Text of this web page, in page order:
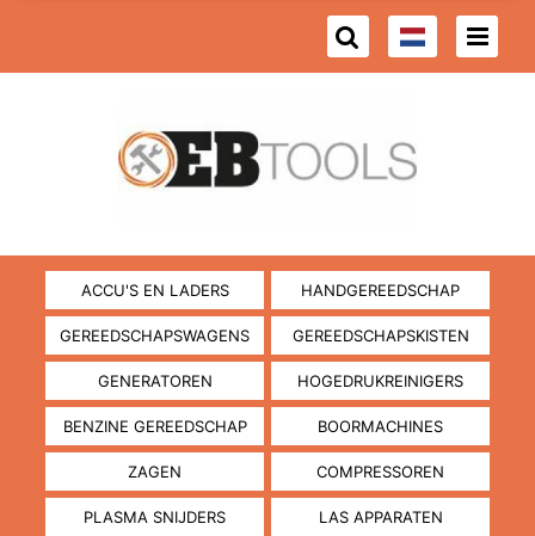
ACCU'S EN LADERS HANDGEREEDSCHAP
GEREEDSCHAPSWAGENS GEREEDSCHAPSKISTEN
GENERATOREN HOGEDRUKREINIGERS
BENZINE GEREEDSCHAP BOORMACHINES
ZAGEN COMPRESSOREN
PLASMA SNIJDERS LAS APPARATEN